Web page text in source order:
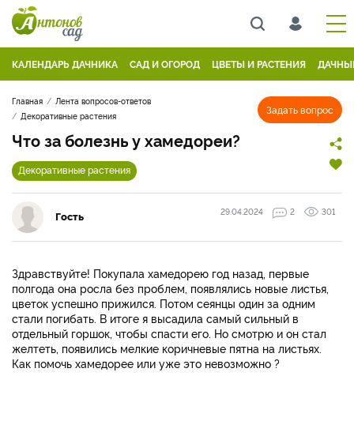
КАЛЕНДАРЬ ДАЧНИКА САД И ОГОРОД ЦВЕТЫ И РАСТЕНИЯ
Задать вопрос
Главная
Лента вопросов-ответов
Декоративные растения
Что за болезнь у хамедореи?
Декоративные растения
Гость 29.04.2024 2 301
Здравствуйте! Покупала хамедорею год назад, первые
полгода она росла без проблем, появлялись новые листья,
цветок успешно прижился. Потом сеянцы один за одним
стали погибать. В итоге я высадила самый сильный в
отдельный горшок, чтобы спасти его. Но смотрю и он стал
желтеть, появились мелкие коричневые пятна на листьях.
Как помочь хамедорее или уже это невозможно ?